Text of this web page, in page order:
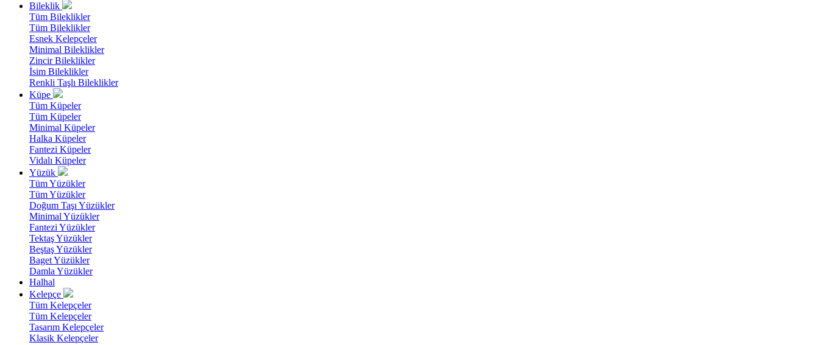
Bileklik
Tüm Bileklikler
Tüm Bileklikler
Esnek Kelepçeler
Minimal Bileklikler
Zincir Bileklikler
İsim Bileklikler
Renkli Taşlı Bileklikler
Küpe
Tüm Küpeler
Tüm Küpeler
Minimal Küpeler
Halka Küpeler
Fantezi Küpeler
Vidalı Küpeler
Yüzük
Tüm Yüzükler
Tüm Yüzükler
Doğum Taşı Yüzükler
Minimal Yüzükler
Fantezi Yüzükler
Tektaş Yüzükler
Beştaş Yüzükler
Baget Yüzükler
Damla Yüzükler
Halhal
Kelepçe
Tüm Kelepçeler
Tüm Kelepçeler
Tasarım Kelepçeler
Klasik Kelepçeler